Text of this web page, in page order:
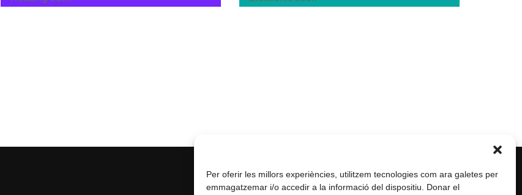
Per oferir les millors experiències, utilitzem tecnologies com ara galetes per
emmagatzemar i/o accedir a la informació del dispositiu. Donar el